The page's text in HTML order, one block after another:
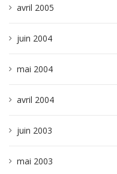
avril 2005
juin 2004
mai 2004
avril 2004
juin 2003
mai 2003